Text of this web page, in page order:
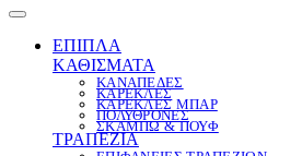
ΕΠΙΠΛΑ
ΚΑΘΙΣΜΑΤΑ
ΚΑΝΑΠΕΔΕΣ
ΚΑΡΕΚΛΕΣ
ΚΑΡΕΚΛΕΣ ΜΠΑΡ
ΠΟΛΥΘΡΟΝΕΣ
ΣΚΑΜΠΩ & ΠΟΥΦ
ΤΡΑΠΕΖΙΑ